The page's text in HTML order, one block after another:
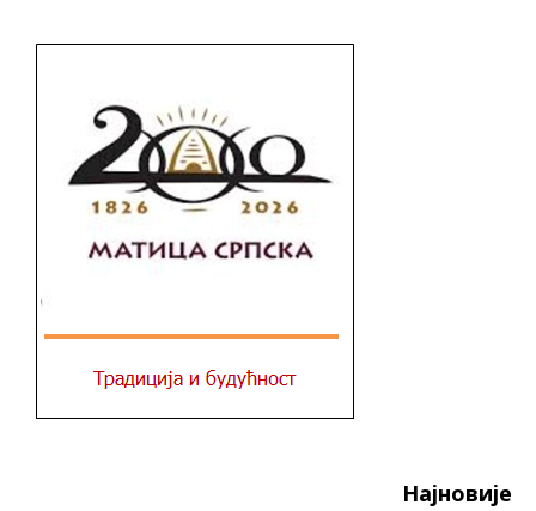
Најновије